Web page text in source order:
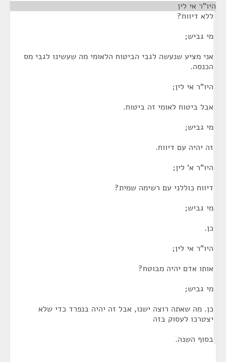
היו"ר אי לין
ללא דיווח?
מי גביש;
אני מציע שנעשה לגבי הביטוח הלאומי מה שעשינו לגבי מס
הכנסה.
היו"ר אי לין;
אבל ביטוח לאומי זה ביטוח.
מי גביש;
זה יהיה עם דיווח.
היו"ר א' לין;
דיווח כוללני עם רשימה שמית?
מי גביש;
כן.
היו"ר אי לין;
אותו אדם יהיה מבוטח?
מי גביש;
כן. מה שאתה רוצה ישנו, אבל זה יהיה בנפרד כדי שלא
יצטרכו לעסוק בזה
בסוף השנה.